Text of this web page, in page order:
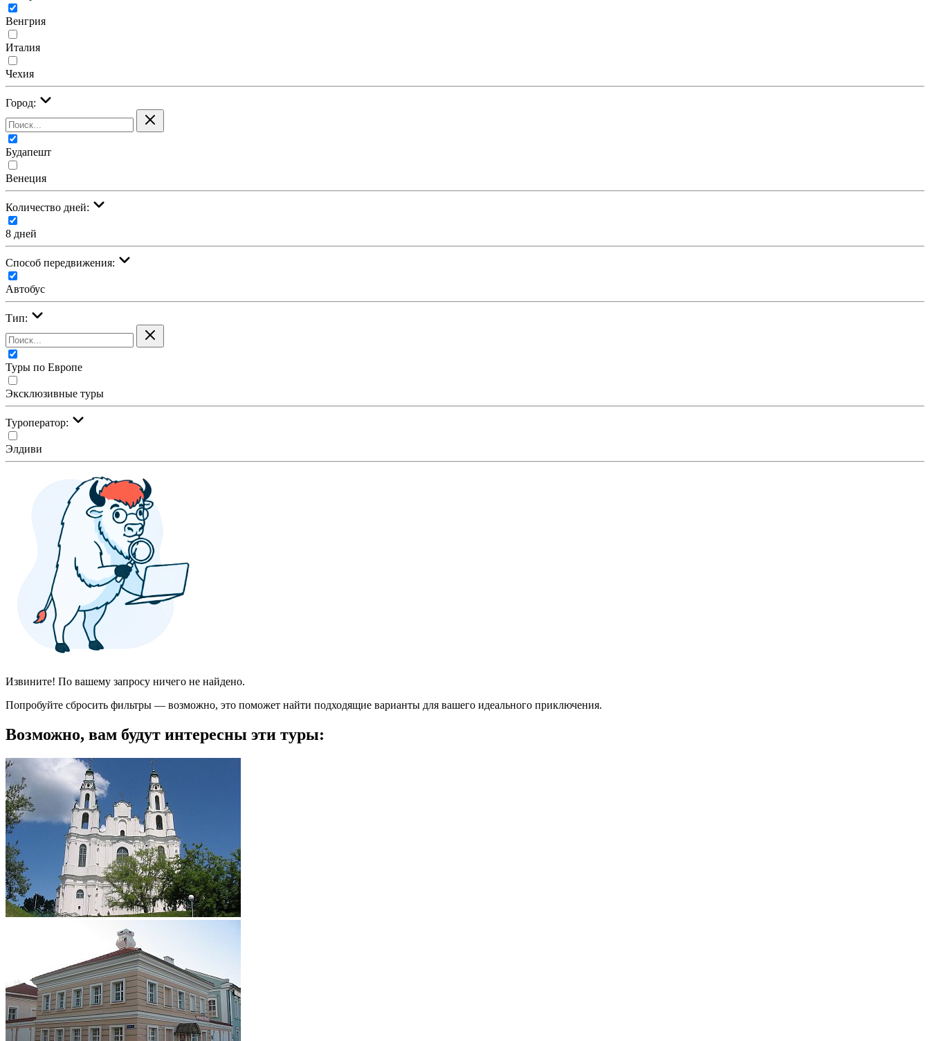
Венгрия
Италия
Чехия
Город:
Будапешт
Венеция
Количество дней:
8 дней
Cпособ передвижения:
Автобус
Тип:
Туры по Европе
Эксклюзивные туры
Туроператор:
Элдиви
Извините! По вашему запросу ничего не найдено.
Попробуйте сбросить фильтры — возможно, это поможет найти подходящие варианты для вашего идеального приключения.
Возможно, вам будут интересны эти туры: